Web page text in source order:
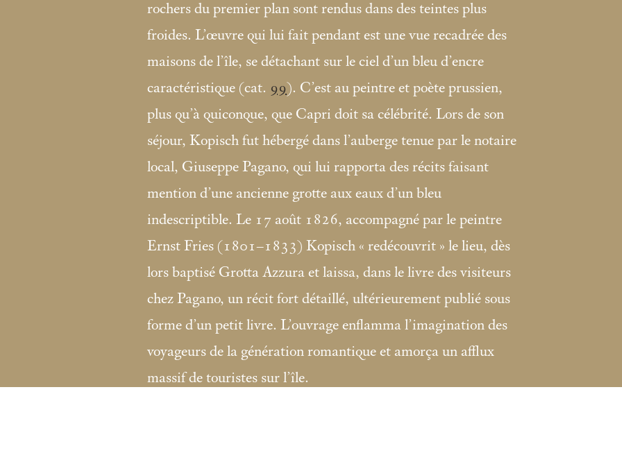
rochers du premier plan sont rendus dans des teintes plus
froides. L’œuvre qui lui fait pendant est une vue recadrée des
maisons de l’île, se détachant sur le ciel d’un bleu d’encre
caractéristique (cat. 99). C’est au peintre et poète prussien,
plus qu’à quiconque, que Capri doit sa célébrité. Lors de son
séjour, Kopisch fut hébergé dans l’auberge tenue par le notaire
local, Giuseppe Pagano, qui lui rapporta des récits faisant
mention d’une ancienne grotte aux eaux d’un bleu
indescriptible. Le 17 août 1826, accompagné par le peintre
Ernst Fries (1801–1833) Kopisch « redécouvrit » le lieu, dès
lors baptisé Grotta Azzura et laissa, dans le livre des visiteurs
chez Pagano, un récit fort détaillé, ultérieurement publié sous
forme d’un petit livre. L’ouvrage enflamma l’imagination des
voyageurs de la génération romantique et amorça un afflux
massif de touristes sur l’île.